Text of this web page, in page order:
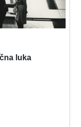
luka